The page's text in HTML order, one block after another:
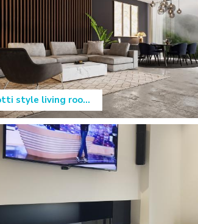
style living roo...